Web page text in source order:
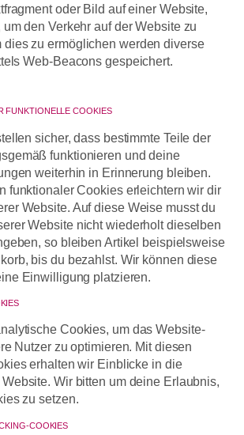
oder Bild auf einer Website,
den Verkehr auf der Website zu
dies zu ermöglichen werden diverse
Web-Beacons gespeichert.
FUNKTIONELLE COOKIES
sicher, dass bestimmte Teile der
funktionieren und deine
weiterhin in Erinnerung bleiben.
funktionaler Cookies erleichtern wir dir
Website. Auf diese Weise musst du
Website nicht wiederholt dieselben
so bleiben Artikel beispielsweise
bis du bezahlst. Wir können diese
Einwilligung platzieren.
Cookies, um das Website-
Nutzer zu optimieren. Mit diesen
erhalten wir Einblicke in die
Wir bitten um deine Erlaubnis,
zu setzen.
COOKIES